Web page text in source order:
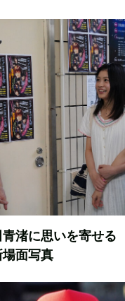
青渚に思いを寄せ
場面写真